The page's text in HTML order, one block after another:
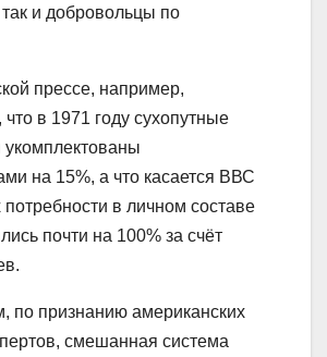
и добровольцы по
прессе, например,
в 1971 году сухопутные
на 15%, а что касается ВВС
в личном составе
почти на 100% за счёт
по признанию американских
смешанная система